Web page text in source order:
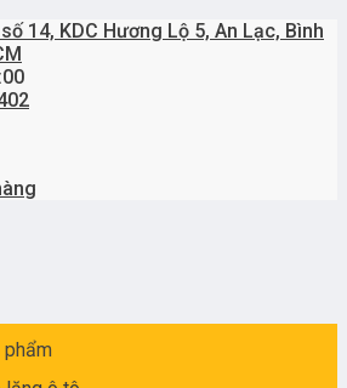
14, KDC Hương Lộ 5, An Lạc, Bình
phẩm